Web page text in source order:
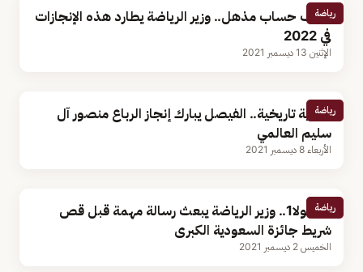
رياضة
كشف حساب مذهل.. وزير الرياضة يطارد هذه الإنجازات
في 2022
الإثنين 13 ديسمبر 2021
رياضة
ذهبية تاريخية.. الفيصل يبارك إنجاز الرباع منصور آل
سليم العالمي
الأربعاء 8 ديسمبر 2021
رياضة
فورمولا1.. وزير الرياضة يبعث رسالة مهمة قبل قص
شريط جائزة السعودية الكبرى
الخميس 2 ديسمبر 2021